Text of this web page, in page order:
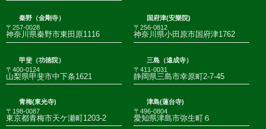
秦野（金剛寺）
〒257-0028
神奈川県秦野市東田原1116
国府津(安樂院)
〒256-0812
神奈川県小田原市国府津1762
甲斐（功徳院）
〒400-0124
山梨県甲斐市中下条1621
三島（遠成寺）
〒411-0031
静岡県三島市幸原町2-7-45
青梅(東光寺)
〒198-0087
東京都青梅市天ケ瀬町1203-2
津島(蓮台寺)
〒496-0804
愛知県津島市弥生町６